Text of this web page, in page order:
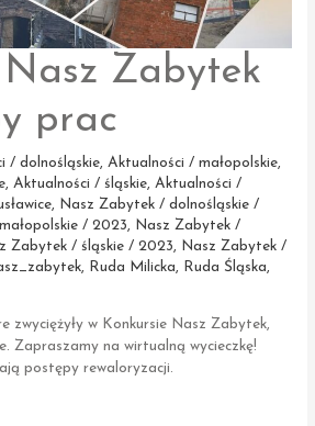
Nasz Zabytek
prac
/ dolnośląskie,Aktualności / małopolskie,
,Aktualności / śląskie,Aktualności /
,
Nasz Zabytek / dolnośląskie /
/ 2023,
Nasz Zabytek /
Zabytek / śląskie / 2023,
Nasz Zabytek /
, Ruda Milicka, Ruda Śląska,
zwyciężyły w Konkursie Nasz Zabytek,
Zapraszamy na wirtualną wycieczkę!
postępy rewaloryzacji.